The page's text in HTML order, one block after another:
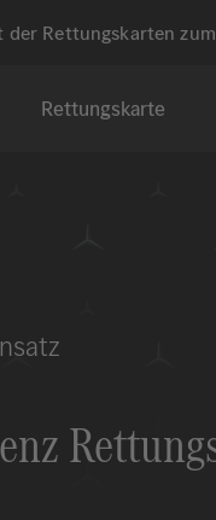
Rettungskarten
Rettungskarte